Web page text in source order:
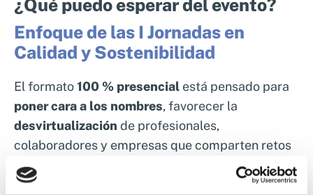
¿Qué puedo esperar del evento?
Enfoque de las I Jornadas en
Calidad y Sostenibilidad
El formato100 % presencial está pensado para
poner cara a los nombres, favorecer la
desvirtualización de profesionales,
colaboradores y empresas que comparten retos
comunes, y crear un espacio real de
conversación, intercambio y conexión de valor.